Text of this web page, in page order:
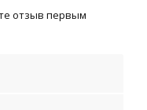
отзыв первым